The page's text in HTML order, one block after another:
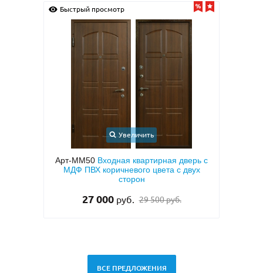
Быстрый просмотр
Увеличить
Арт-ММ50 Входная квартирная дверь с
МДФ ПВХ коричневого цвета с двух
сторон
27 000 руб. 29 500 руб.
ВСЕ ПРЕДЛОЖЕНИЯ